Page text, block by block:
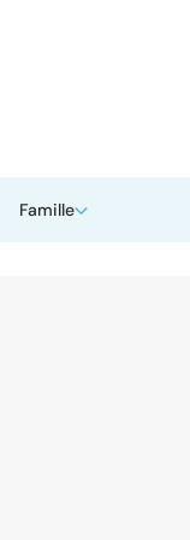
Famille